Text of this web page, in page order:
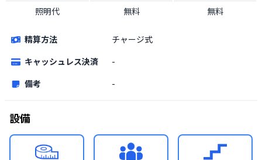
照明代
無料 無料
精算方法
チャージ式
キャッシュレス決済
-
備考
-
設備